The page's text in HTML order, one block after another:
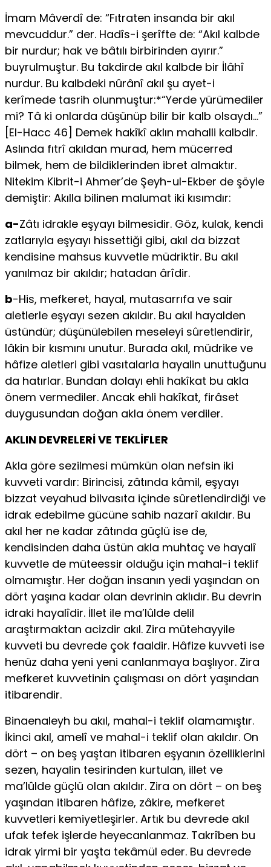
İmam Mâverdî de: “Fıtraten insanda bir akıl
mevcuddur.” der. Hadîs-i şerîfte de: “Akıl kalbde
bir nur­dur; hak ve bâtılı birbirinden ayırır.”
buyrulmuştur. Bu takdirde akıl kalbde bir İlâhî
nurdur. Bu kalbdeki nûrânî akıl şu ayet-i
kerîmede tasrih olunmuştur:*“Yerde yürü­mediler
mi? Tâ ki onlarda düşünüp bilir bir kalb olsaydı…”
[El-Hacc 46] Demek hakîkî aklın mahalli kalbdir.
Aslında fıtrî akıldan murad, hem mücerred
bilmek, hem de bildiklerinden ibret almaktır.
Nitekim Kibrit-i Ahmer’de Şeyh-ul-Ekber de şöyle
demiştir: Akılla bilinen malumat iki kısımdır:
a-Zâtı idrakle eşyayı bilmesidir. Göz, kulak, kendi
zatlarıyla eşyayı hissettiği gibi, akıl da bizzat
kendisine mahsus kuvvetle müdriktir. Bu akıl
yanılmaz bir akıldır; hatadan ârîdir.
b-His, mefkeret, hayal, mutasarrıfa ve sair
aletlerle eşyayı sezen akıldır. Bu akıl hayalden
üstündür; düşünülebilen meseleyi sûretlendirir,
lâkin bir kısmını unutur. Burada akıl, müdrike ve
hâfize aletleri gibi vasıtalarla hayalin unuttuğunu
da hatırlar. Bundan dolayı ehli hakîkat bu akla
önem vermediler. Ancak ehli hakîkat, firâset
duygusundan doğan akla önem verdiler.
AKLIN DEVRELERİ VE TEKLİFLER
Akla göre sezilmesi mümkün olan nefsin iki
kuvveti vardır: Birincisi, zâtında kâmil, eşyayı
bizzat veyahud bilvasıta içinde sûretlendirdiği ve
idrak edebilme gücüne sahib nazarî akıldır. Bu
akıl her ne kadar zâtında güçlü ise de,
kendisinden daha üstün akla muhtaç ve hayalî
kuvvetle de müteessir olduğu için mahal-i teklif
olmamıştır. Her doğan insanın yedi yaşından on
dört yaşına kadar olan devrinin aklıdır. Bu devrin
idraki ha­yalîdir. İllet ile ma’lûlde delil
araştırmaktan acizdir akıl. Zira mütehayyile
kuvveti bu devrede çok faaldir. Hâfize kuvveti ise
henüz daha yeni yeni canlanmaya başlıyor. Zira
mefkeret kuvvetinin çalışması on dört yaşın­dan
itibarendir.
Binaenaleyh bu akıl, mahal-i teklif olamamıştır.
İkinci akıl, amelî ve mahal-i teklif olan akıldır. On
dört – on beş yaştan itibaren eşyanın özelliklerini
sezen, hayalin tesirinden kurtulan, illet ve
ma’lûlde güçlü olan akıldır. Zira on dört – on beş
yaşından itibaren hâfize, zâkire, mefkeret
kuvvetleri kemiyetleşirler. Artık bu devrede akıl
ufak tefek işler­de heyecanlanmaz. Takrîben bu
idrak yirmi bir yaşta tekâmül eder. Bu devrede